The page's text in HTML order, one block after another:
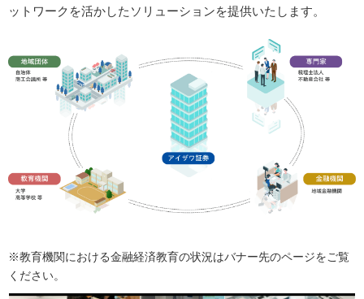
ットワークを活かしたソリューションを提供いたします。
※教育機関における金融経済教育の状況はバナー先のページをご覧
ください。